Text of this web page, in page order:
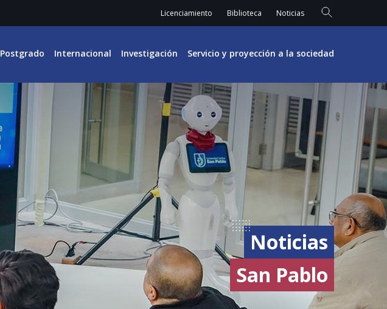
Licenciamiento Biblioteca Noticias
Postgrado Internacional Investigación Servicio y proyección a la sociedad
Noticias
San Pablo